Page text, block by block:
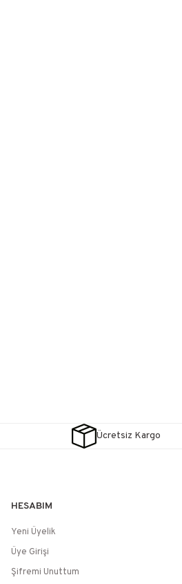
Ücretsiz Kargo
HESABIM
Yeni Üyelik
Üye Girişi
Şifremi Unuttum